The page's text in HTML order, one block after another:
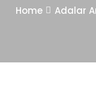
Home Adalar